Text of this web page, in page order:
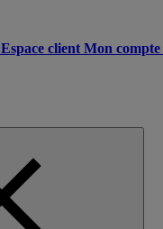
Espace client Mon compte